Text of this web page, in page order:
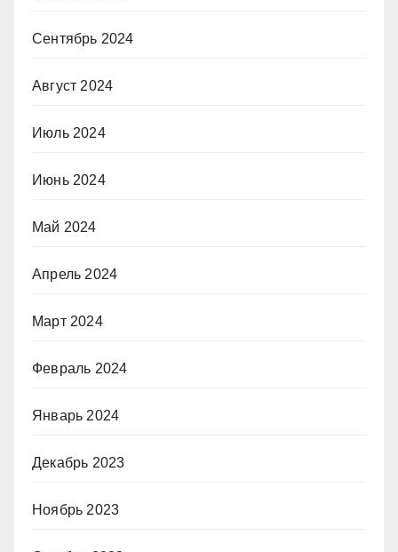
Сентябрь 2024
Август 2024
Июль 2024
Июнь 2024
Май 2024
Апрель 2024
Март 2024
Февраль 2024
Январь 2024
Декабрь 2023
Ноябрь 2023